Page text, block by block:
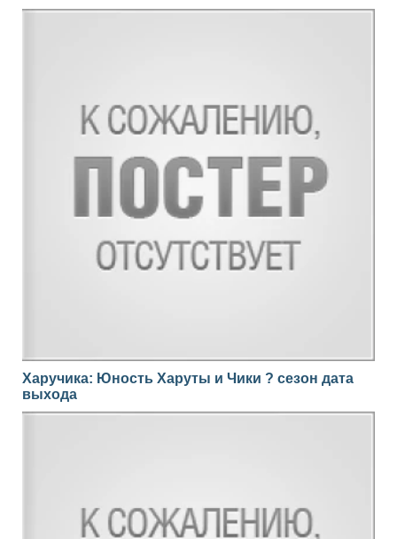
Харучика: Юность Харуты и Чики ? сезон дата
выхода